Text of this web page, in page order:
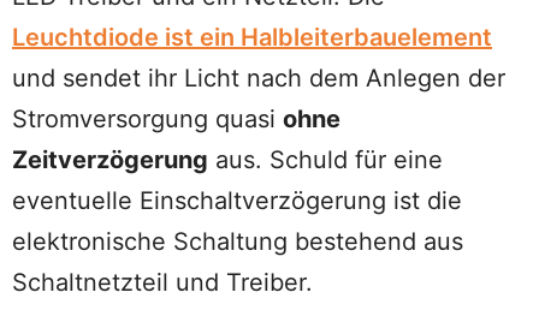
Leuchtdiode ist ein Halbleiterbauelement
und sendet ihr Licht nach dem Anlegen der
Stromversorgung quasi ohne
Zeitverzögerung aus. Schuld für eine
eventuelle Einschaltverzögerung ist die
elektronische Schaltung bestehend aus
Schaltnetzteil und Treiber.